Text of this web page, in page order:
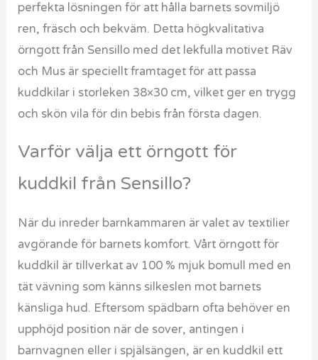
perfekta lösningen för att hålla barnets sovmiljö
ren, fräsch och bekväm. Detta högkvalitativa
örngott från Sensillo med det lekfulla motivet Räv
och Mus är speciellt framtaget för att passa
kuddkilar i storleken 38×30 cm, vilket ger en trygg
och skön vila för din bebis från första dagen.
Varför välja ett örngott för
kuddkil från Sensillo?
När du inreder barnkammaren är valet av textilier
avgörande för barnets komfort. Vårt örngott för
kuddkil är tillverkat av 100 % mjuk bomull med en
tät vävning som känns silkeslen mot barnets
känsliga hud. Eftersom spädbarn ofta behöver en
upphöjd position när de sover, antingen i
barnvagnen eller i spjälsängen, är en kuddkil ett